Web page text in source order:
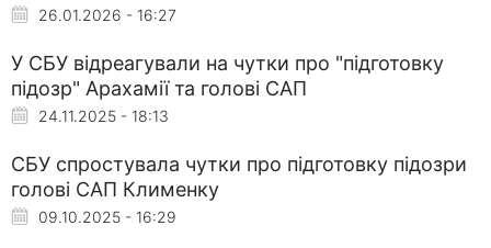
26.01.2026 - 16:27
У СБУ відреагували на чутки про "підготовку
підозр" Арахамії та голові САП
24.11.2025 - 18:13
СБУ спростувала чутки про підготовку підозри
голові САП Клименку
09.10.2025 - 16:29